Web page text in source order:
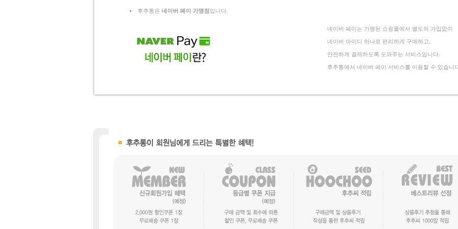
후추통은 네이버 페이 가맹점 입니다.
네이버 페이는 가맹된 쇼핑몰에서 별도의 가입없이
네이버 아이디 하나로 편리하게 구매하고,
안전하게 결제하도록 도와주는 서비스입니다.
후추통에서 네이버 페이 서비스를 이용할 수 있습니